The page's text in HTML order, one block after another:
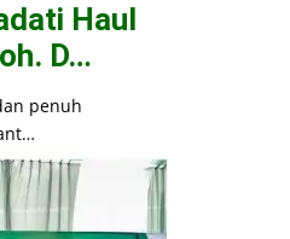
Haul
D…
penuh